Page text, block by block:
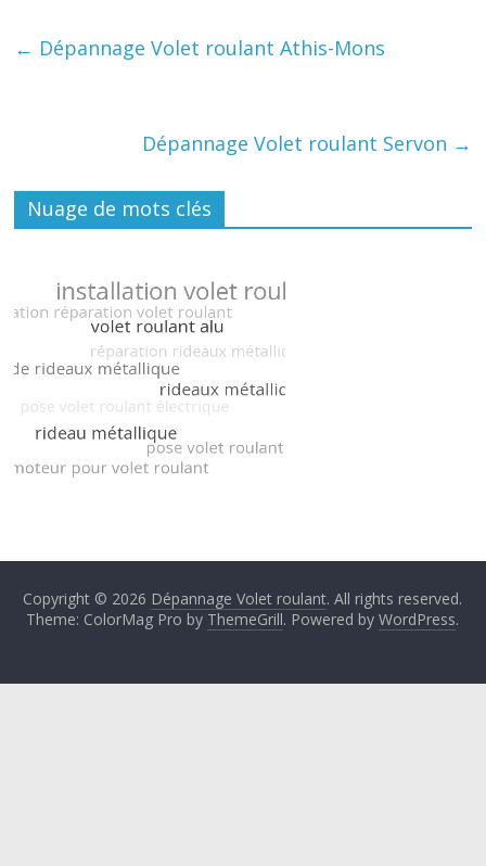
← Dépannage Volet roulant Athis-Mons
Dépannage Volet roulant Servon →
Nuage de mots clés
Copyright © 2026 Dépannage Volet roulant. All rights reserved.
Theme: ColorMag Pro by ThemeGrill. Powered byWordPress.